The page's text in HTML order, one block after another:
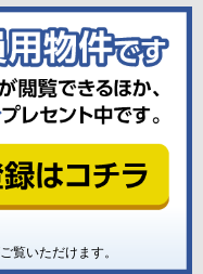
覧いただけます。